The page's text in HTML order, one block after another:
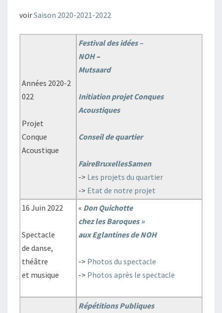
voirSaison 2020-2021-2022
Années 2020-2
022
Projet
Conque
Acoustique
Festival des idées –
NOH–
Mutsaard
Initiation projet Conques
Acoustiques
Conseil de quartier
FaireBruxellesSamen
-> Les projets du quartier
-> Etat de notre projet
16 Juin 2022
Spectacle
de danse,
théâtre
et musique
« Don Quichotte
chez les Baroques »
aux Eglantines de NOH
-> Photos du spectacle
-> Photos après le spectacle
Répétitions Publiques